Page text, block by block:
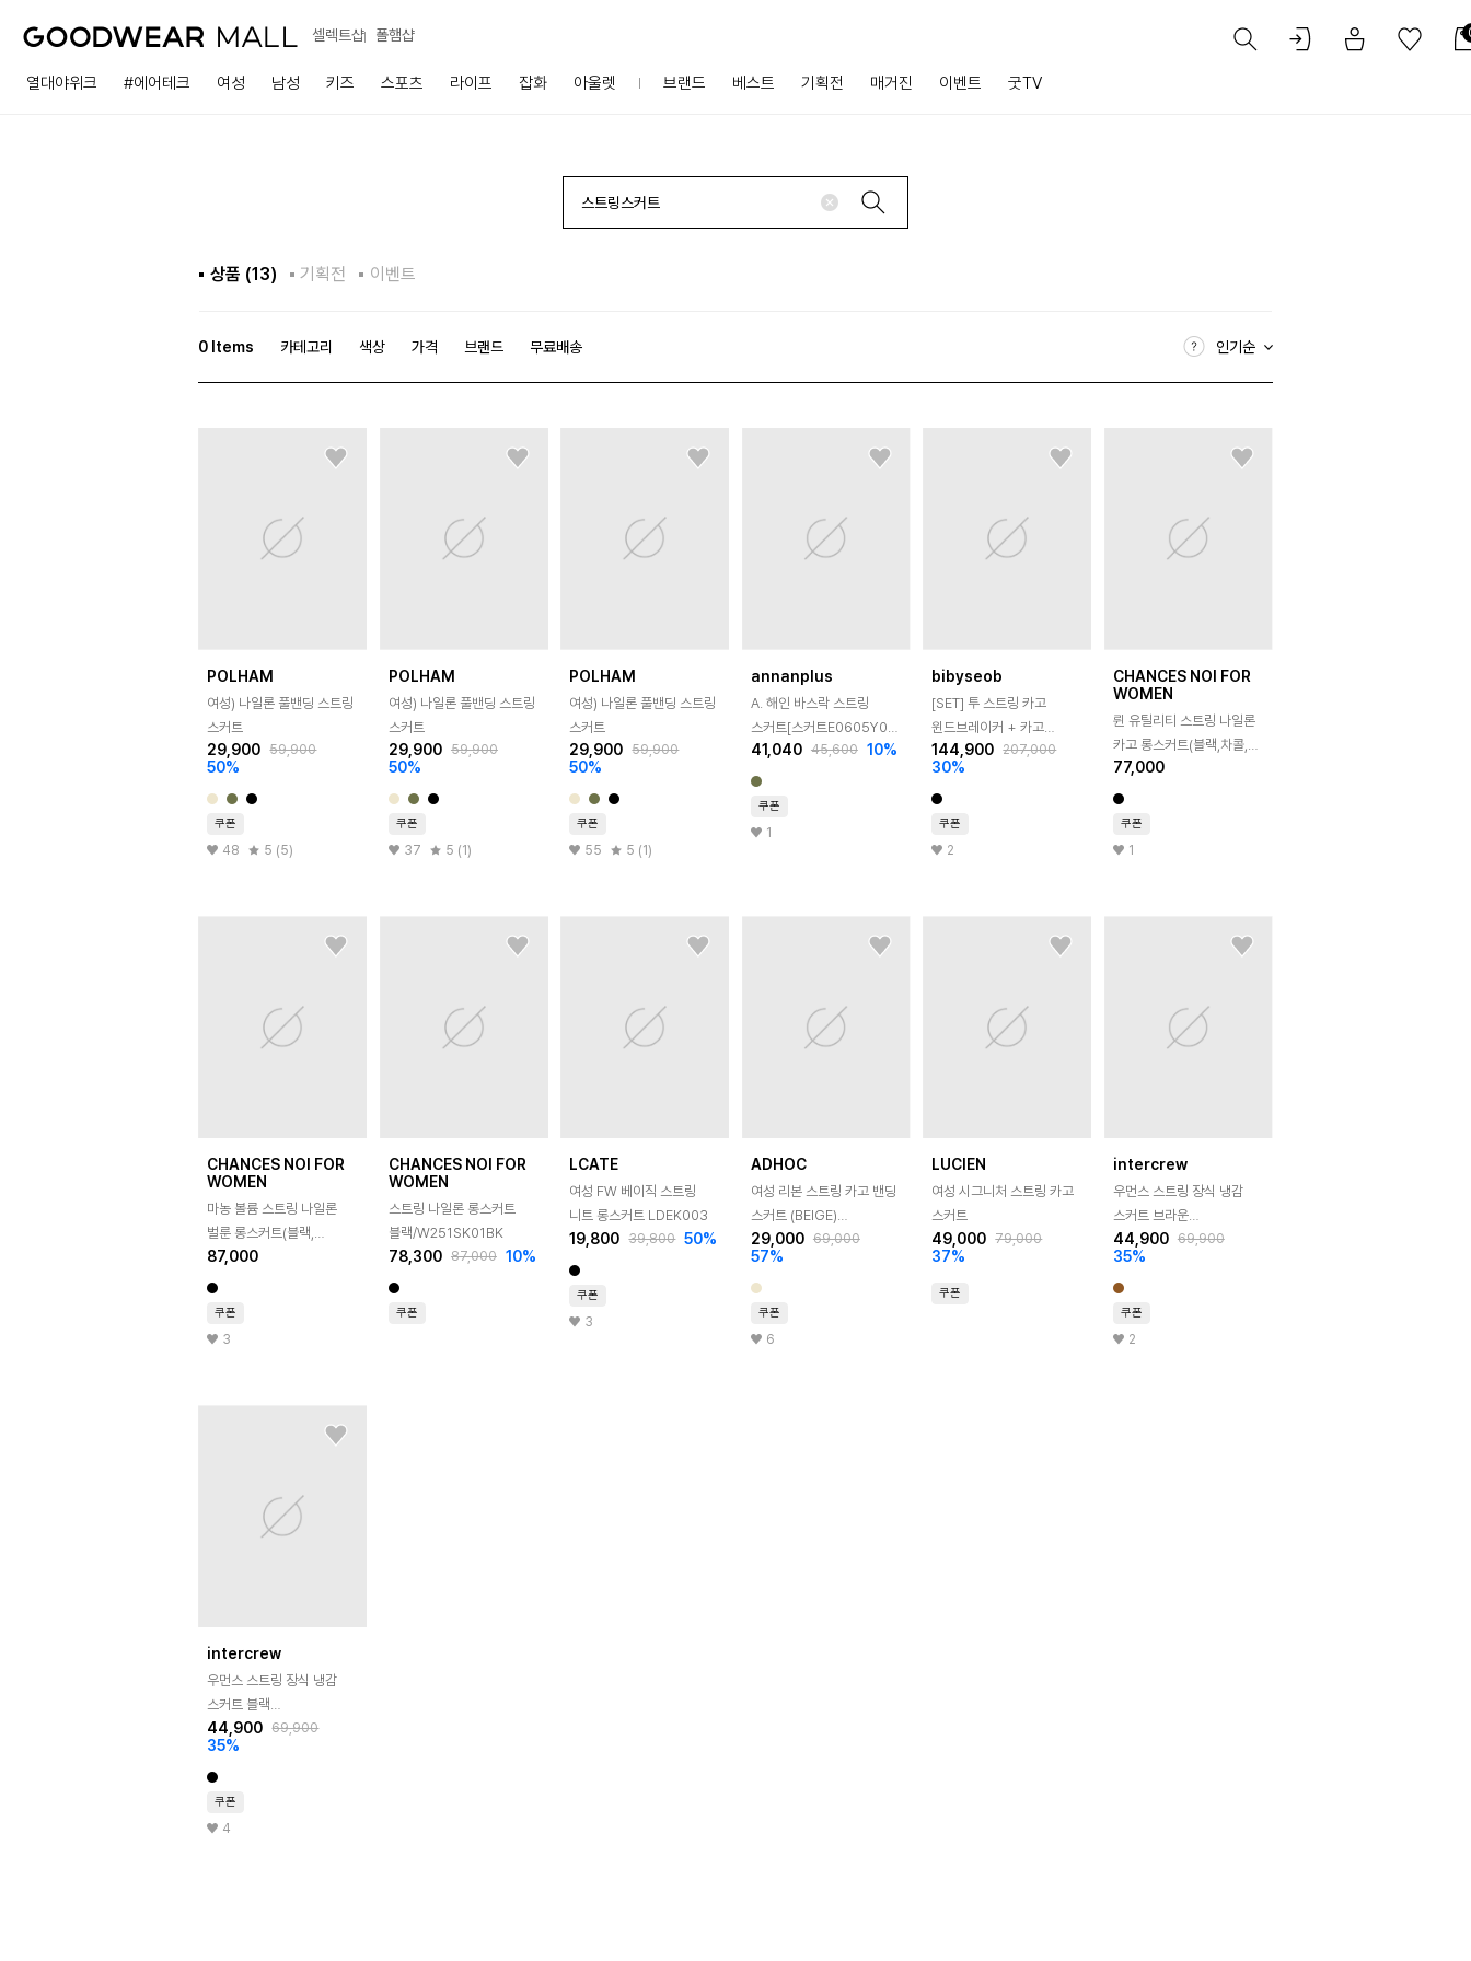
셀렉트샵 폴햄샵
열대야위크 #에어테크 여성 남성 키즈 스포츠 라이프 잡화 아울렛 브랜드 베스트 기획전 매거진 이벤트 굿TV
상품 (13) 기획전 이벤트
0 Items 카테고리 색상 가격 브랜드 무료배송 인기순
POLHAM
여성) 나일론 풀밴딩 스트링
스커트
29,900 59,900
50%
쿠폰
48 5 (5)
POLHAM
여성) 나일론 풀밴딩 스트링
스커트
29,900 59,900
50%
쿠폰
37 5 (1)
POLHAM
여성) 나일론 풀밴딩 스트링
스커트
29,900 59,900
50%
쿠폰
55 5 (1)
annanplus
A. 해인 바스락 스트링
스커트[스커트E0605Y01]
빅사이즈
41,040 45,600 10%
쿠폰
1
bibyseob
[SET] 투 스트링 카고
윈드브레이커 + 카고
플레어 롱 스커트 블랙
144,900 207,000
30%
쿠폰
2
CHANCES NOI FOR
WOMEN
륀 유틸리티 스트링 나일론
카고 롱스커트(블랙,차콜,
화이트)/W262SK04
77,000
쿠폰
1
CHANCES NOI FOR
WOMEN
마농 볼륨 스트링 나일론
벌룬 롱스커트(블랙,
화이트)/W262SK06
87,000
쿠폰
3
CHANCES NOI FOR
WOMEN
스트링 나일론 롱스커트
블랙/W251SK01BK
78,300 87,000 10%
쿠폰
LCATE
여성 FW 베이직 스트링
니트 롱스커트 LDEK003
19,800 39,800 50%
쿠폰
3
ADHOC
여성 리본 스트링 카고 밴딩
스커트 (BEIGE)
(HC3SR50)
29,000 69,000
57%
쿠폰
6
LUCIEN
여성 시그니처 스트링 카고
스커트
49,000 79,000
37%
쿠폰
intercrew
우먼스 스트링 장식 냉감
스커트 브라운
ITA2SL55ABR
44,900 69,900
35%
쿠폰
2
intercrew
우먼스 스트링 장식 냉감
스커트 블랙
ITA2SL55ABK
44,900 69,900
35%
쿠폰
4